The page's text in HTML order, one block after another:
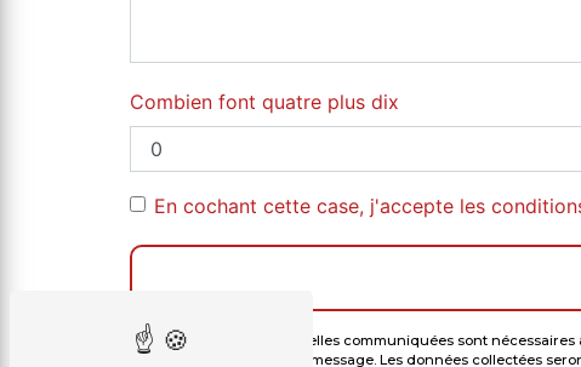
Combien font quatre plus dix
En cochant cette case, j'accepte les
** Les données personnelles communiquées sont
but de répondre à votre message. Les données collectées